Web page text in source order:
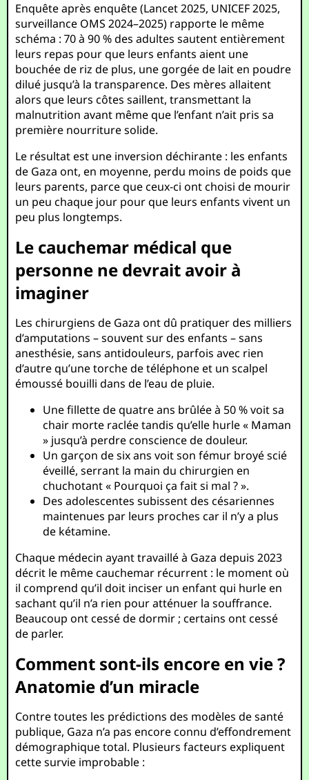
Enquête après enquête (Lancet 2025, UNICEF 2025,
surveillance OMS 2024–2025) rapporte le même
schéma : 70 à 90 % des adultes sautent entièrement
leurs repas pour que leurs enfants aient une
bouchée de riz de plus, une gorgée de lait en poudre
dilué jusqu’à la transparence. Des mères allaitent
alors que leurs côtes saillent, transmettant la
malnutrition avant même que l’enfant n’ait pris sa
première nourriture solide.
Le résultat est une inversion déchirante : les enfants
de Gaza ont, en moyenne, perdu moins de poids que
leurs parents, parce que ceux-ci ont choisi de mourir
un peu chaque jour pour que leurs enfants vivent un
peu plus longtemps.
Le cauchemar médical que
personne ne devrait avoir à
imaginer
Les chirurgiens de Gaza ont dû pratiquer des milliers
d’amputations – souvent sur des enfants – sans
anesthésie, sans antidouleurs, parfois avec rien
d’autre qu’une torche de téléphone et un scalpel
émoussé bouilli dans de l’eau de pluie.
Une fillette de quatre ans brûlée à 50 % voit sa
chair morte raclée tandis qu’elle hurle « Maman
» jusqu’à perdre conscience de douleur.
Un garçon de six ans voit son fémur broyé scié
éveillé, serrant la main du chirurgien en
chuchotant « Pourquoi ça fait si mal ? ».
Des adolescentes subissent des césariennes
maintenues par leurs proches car il n’y a plus
de kétamine.
Chaque médecin ayant travaillé à Gaza depuis 2023
décrit le même cauchemar récurrent : le moment où
il comprend qu’il doit inciser un enfant qui hurle en
sachant qu’il n’a rien pour atténuer la souffrance.
Beaucoup ont cessé de dormir ; certains ont cessé
de parler.
Comment sont-ils encore en vie ?
Anatomie d’un miracle
Contre toutes les prédictions des modèles de santé
publique, Gaza n’a pas encore connu d’effondrement
démographique total. Plusieurs facteurs expliquent
cette survie improbable :